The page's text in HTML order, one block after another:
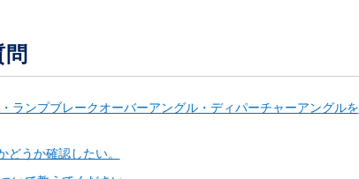
ランプブレークオーバーアングル・ディパーチャーアングルを
うか確認したい。